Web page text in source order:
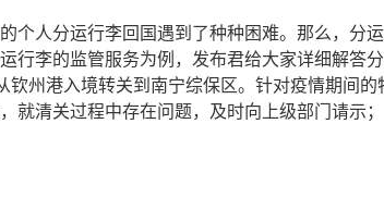
个人分运行李回国遇到了种种困难。那么，分
行李的监管服务为例，发布君给大家详细解答
州港入境转关到南宁综保区。针对疫情期间的
就清关过程中存在问题，及时向上级部门请示；